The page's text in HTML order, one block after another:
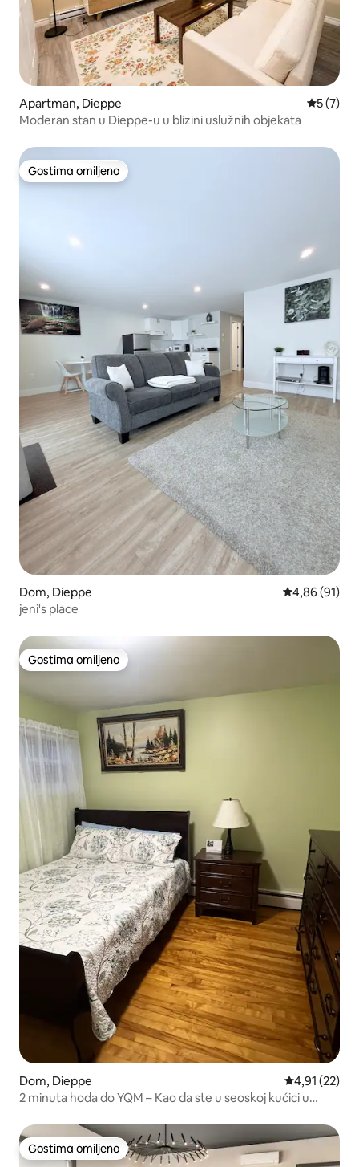
Apartman, Dieppe
5 (7)
Moderan stan u Dieppe-u u blizini uslužnih objekata
Gostima omiljeno
Gostima omiljeno
Dom, Dieppe Prosečna
4,86 (91)
jeni's place
Gostima omiljeno
Gostima omiljeno
Dom, Dieppe Prosečna
4,91 (22)
2 minuta hoda do YQM – Kao da ste u seoskoj kućici u
Gostima omiljeno
Gostima omiljeno